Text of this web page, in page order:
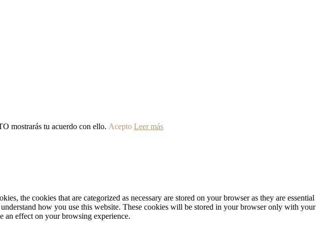
mostrarás tu acuerdo con ello. Acepto Leer más
the cookies that are categorized as necessary are stored on your browser as they are essential
how you use this website. These cookies will be stored in your browser only with your
an effect on your browsing experience.